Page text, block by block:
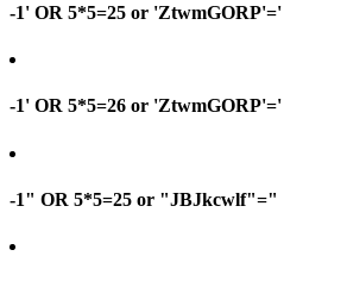
-1' OR 5*5=25 or 'ZtwmGORP'='
-1' OR 5*5=26 or 'ZtwmGORP'='
-1" OR 5*5=25 or "JBJkcwlf"="